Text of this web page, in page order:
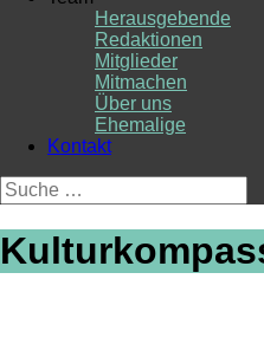
Herausgebende
Redaktionen
Mitglieder
Mitmachen
Über uns
Ehemalige
Kontakt
Suche
nach: